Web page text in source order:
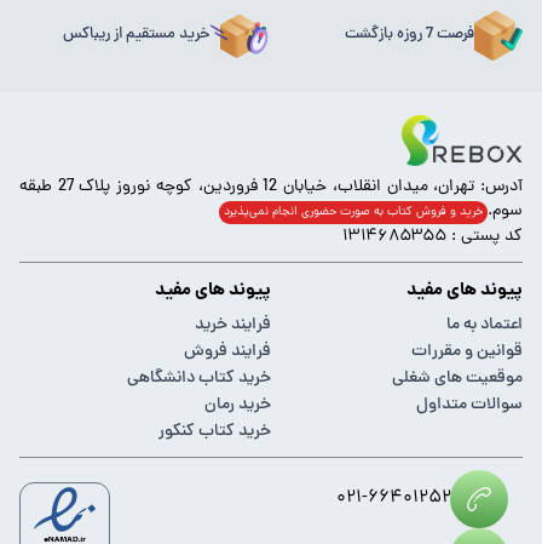
فرصت 7 روزه بازگشت خرید مستقیم از ریباکس
آدرس: تهران، میدان انقلاب، خیابان 12 فروردین، کوچه نوروز پلاک 27 طبقه
سوم. خرید و فروش کتاب به صورت حضوری انجام‌ نمی‌پذیرد
کد پستی : ۱۳۱۴۶۸۵۳۵۵
پیوند های مفید
اعتماد به ما
قوانین و مقررات
موقعیت های شغلی
سوالات متداول
پیوند های مفید
فرایند خرید
فرایند فروش
خرید کتاب دانشگاهی
خرید رمان
خرید کتاب کنکور
۰۲۱-۶۶۴۰۱۲۵۲